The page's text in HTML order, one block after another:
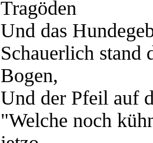
Tragöden
Und das
Schauerlich stand
Bogen,
Und der Pfeil auf
"Welche noch